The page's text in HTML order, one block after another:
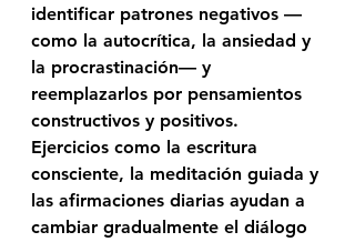
identificar patrones negativos —
como la autocrítica, la ansiedad y
la procrastinación— y
reemplazarlos por pensamientos
constructivos y positivos.
Ejercicios como la escritura
consciente, la meditación guiada y
las afirmaciones diarias ayudan a
cambiar gradualmente el diálogo